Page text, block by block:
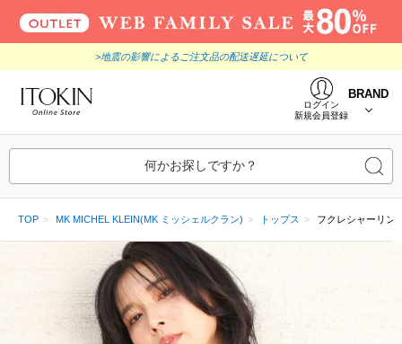
>地震の影響によるご注文品の配送遅延について
ログイン
新規会員登録
BRAND
何かお探しですか？
TOP MK MICHEL KLEIN(MK ミッシェルクラン) トップス フクレシャーリン